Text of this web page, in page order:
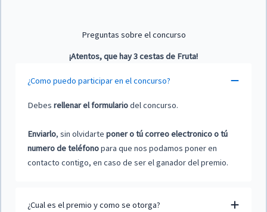
Preguntas sobre el concurso
¡Atentos, que hay 3 cestas de Fruta!
¿Como puedo participar en el concurso?
Debesrellenar el formulariodel concurso.
Enviarlo, sin olvidarteponer o tú correo electronico o tú
numero de teléfonopara que nos podamos poner en
contacto contigo, en caso de ser el ganador del premio.
¿Cual es el premio y como se otorga?